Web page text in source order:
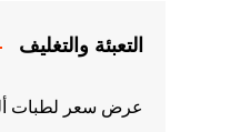
التعبئة والتغليف
عرض سعر لطبات